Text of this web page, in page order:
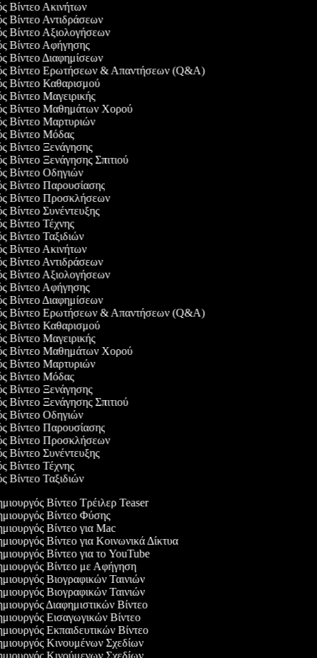
Βίντεο Ακινήτων
Βίντεο Αντιδράσεων
Βίντεο Αξιολογήσεων
Βίντεο Αφήγησης
Βίντεο Διαφημίσεων
Βίντεο Ερωτήσεων & Απαντήσεων (Q&A)
Βίντεο Καθαρισμού
Βίντεο Μαγειρικής
Βίντεο Μαθημάτων Χορού
Βίντεο Μαρτυριών
Βίντεο Μόδας
Βίντεο Ξενάγησης
Βίντεο Ξενάγησης Σπιτιού
Βίντεο Οδηγιών
Βίντεο Παρουσίασης
Βίντεο Προσκλήσεων
Βίντεο Συνέντευξης
Βίντεο Τέχνης
Βίντεο Ταξιδιών
Βίντεο Ακινήτων
Βίντεο Αντιδράσεων
Βίντεο Αξιολογήσεων
Βίντεο Αφήγησης
Βίντεο Διαφημίσεων
Βίντεο Ερωτήσεων & Απαντήσεων (Q&A)
Βίντεο Καθαρισμού
Βίντεο Μαγειρικής
Βίντεο Μαθημάτων Χορού
Βίντεο Μαρτυριών
Βίντεο Μόδας
Βίντεο Ξενάγησης
Βίντεο Ξενάγησης Σπιτιού
Βίντεο Οδηγιών
Βίντεο Παρουσίασης
Βίντεο Προσκλήσεων
Βίντεο Συνέντευξης
Βίντεο Τέχνης
Βίντεο Ταξιδιών
Βίντεο Τρέιλερ Teaser
Βίντεο Φύσης
Βίντεο για Mac
Βίντεο για Κοινωνικά Δίκτυα
Βίντεο για το YouTube
Βίντεο με Αφήγηση
Βιογραφικών Ταινιών
Βιογραφικών Ταινιών
Διαφημιστικών Βίντεο
Εισαγωγικών Βίντεο
Εκπαιδευτικών Βίντεο
Κινουμένων Σχεδίων